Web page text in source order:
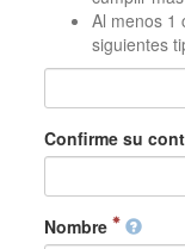
Al menos 1
siguientes
Confirme su
Nombre